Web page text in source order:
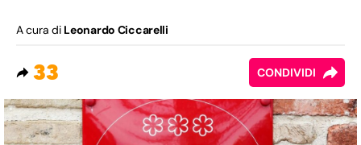
A cura di Leonardo Ciccarelli
33 CONDIVIDI